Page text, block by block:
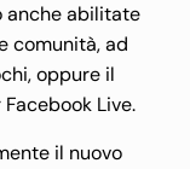
anche abilitate
comunità, ad
oppure il
Live.
il nuovo